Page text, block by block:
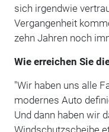
sich irgendwie
Vergangenheit
zehn Jahren noch
Wie erreichen Sie
"Wir haben uns alle
modernes Auto
Und dann haben wir
Windschutzscheibe